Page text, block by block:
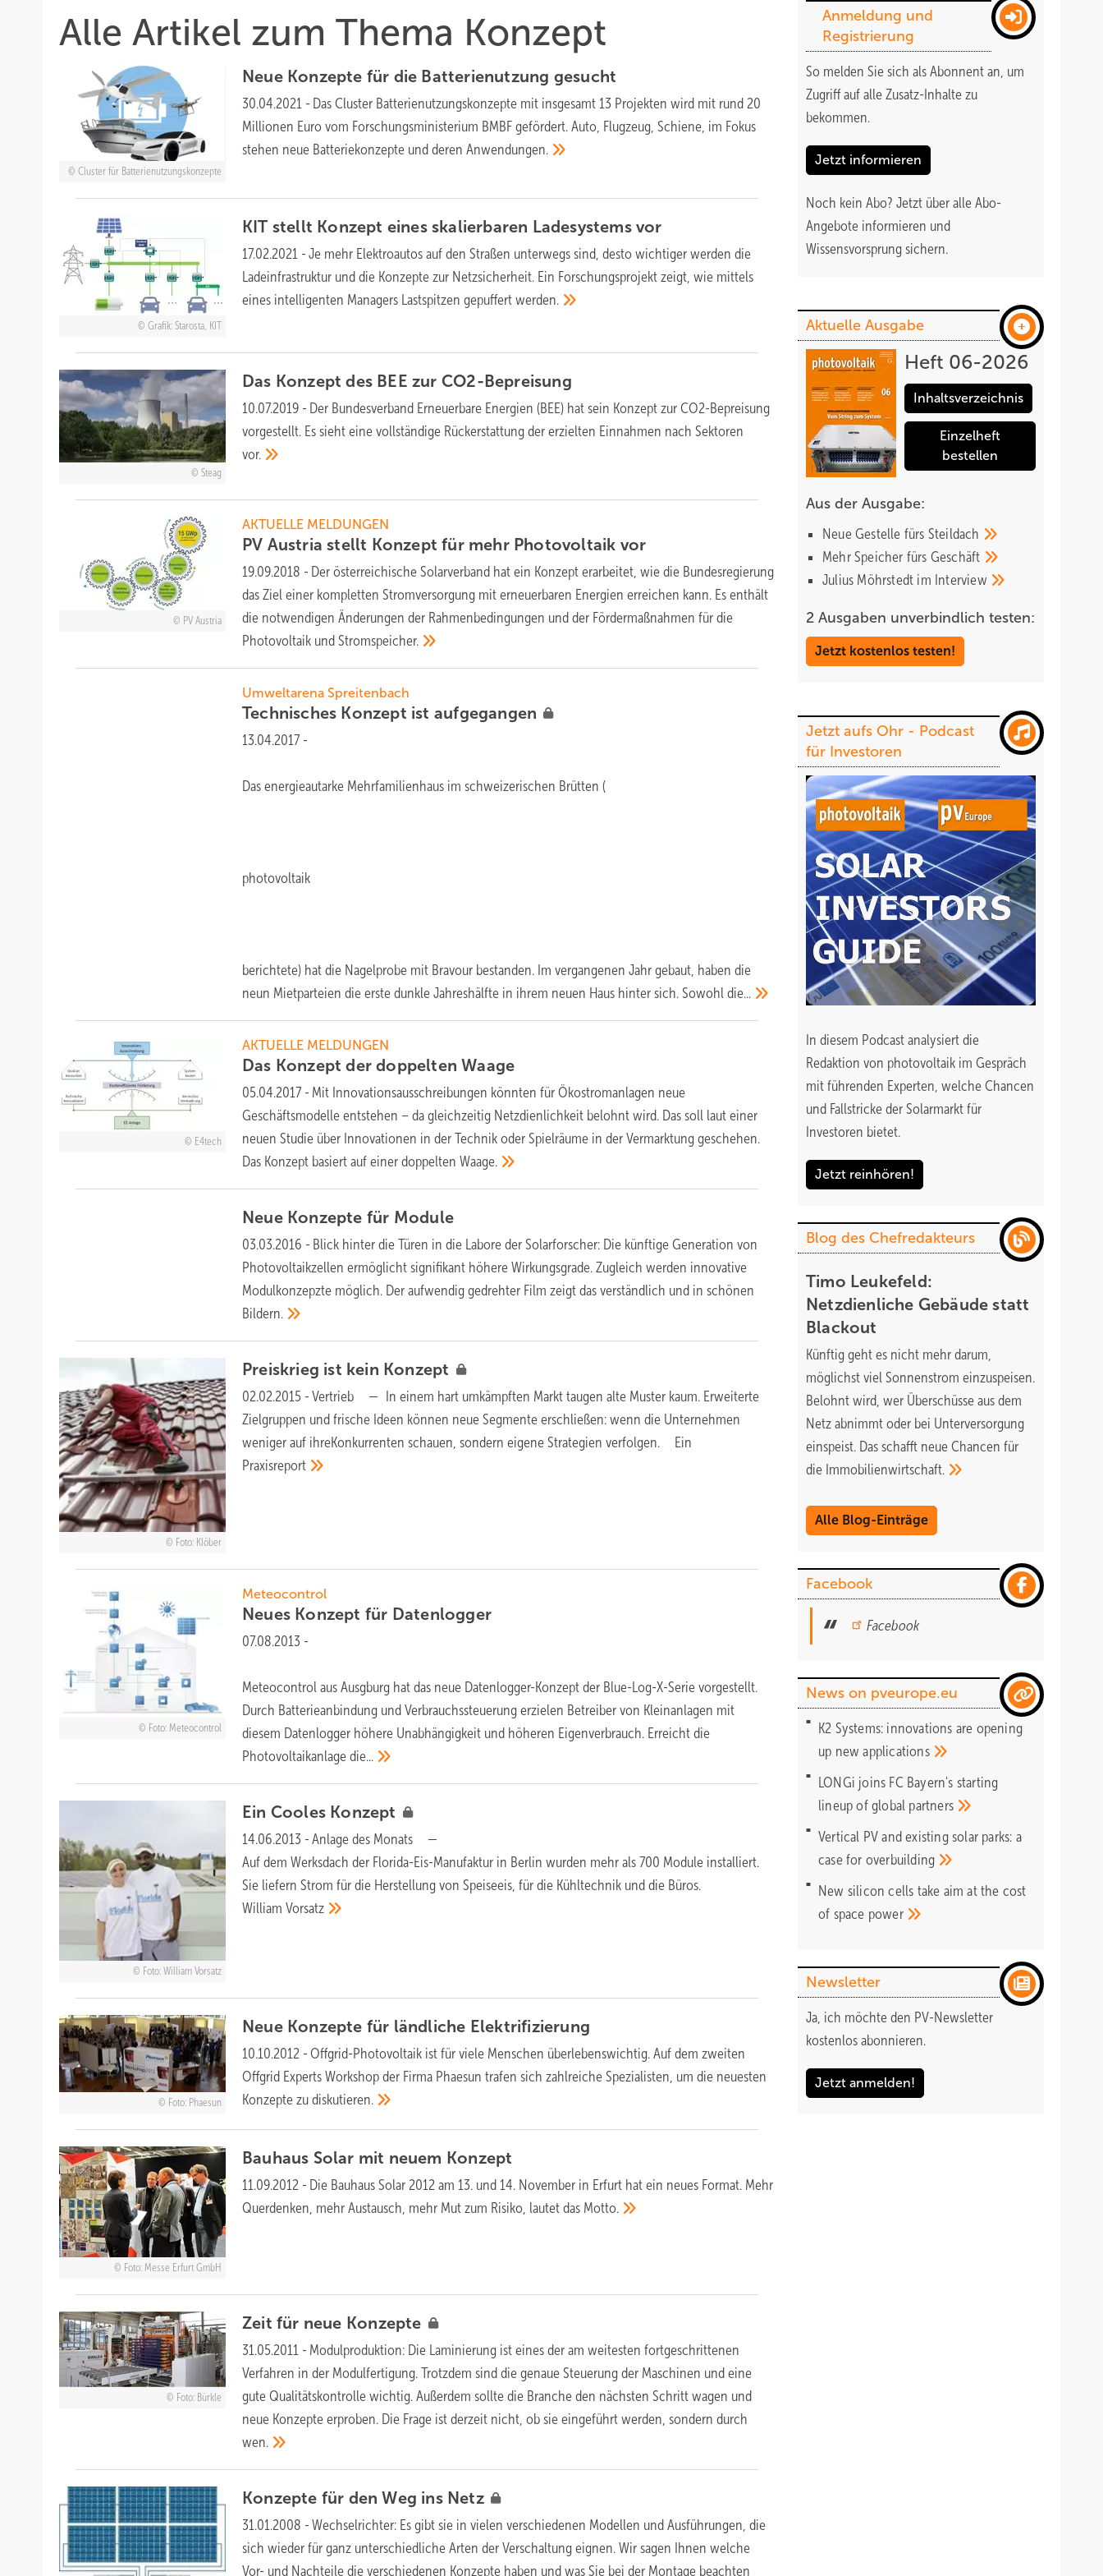
Alle Artikel zum Thema Konzept
Cluster für Batterienutzungskonzepte
Neue Konzepte für die Batterienutzung gesucht
30.04.2021 - Das Cluster Batterienutzungskonzepte mit insgesamt 13 Projekten wird mit rund 20
Millionen Euro vom Forschungsministerium BMBF gefördert. Auto, Flugzeug, Schiene, im Fokus
stehen neue Batteriekonzepte und derenAnwendungen.
Grafik: Starosta, KIT
KIT stellt Konzept eines skalierbaren Ladesystemsvor
17.02.2021 - Je mehr Elektroautos auf den Straßen unterwegs sind, desto wichtiger werden die
Ladeinfrastruktur und die Konzepte zur Netzsicherheit. Ein Forschungsprojekt zeigt, wie mittels
eines intelligenten Managers Lastspitzen gepuffertwerden.
Steag
Das Konzept des BEE zur CO2-Bepreisung
10.07.2019 - Der Bundesverband Erneuerbare Energien (BEE) hat sein Konzept zur CO2-Bepreisung
vorgestellt. Es sieht eine vollständige Rückerstattung der erzielten Einnahmen nach Sektoren
vor.
PV Austria
AKTUELLE MELDUNGEN
PV Austria stellt Konzept für mehr Photovoltaik vor
19.09.2018 - Der österreichische Solarverband hat ein Konzept erarbeitet, wie die Bundesregierung
das Ziel einer kompletten Stromversorgung mit erneuerbaren Energien erreichen kann. Es enthält
die notwendigen Änderungen der Rahmenbedingungen und der Fördermaßnahmen für die
Photovoltaik undStromspeicher.
Umweltarena Spreitenbach
Technisches Konzept ist aufgegangen
13.04.2017 -
Das energieautarke Mehrfamilienhaus im schweizerischen Brütten (
photovoltaik
berichtete) hat die Nagelprobe mit Bravour bestanden. Im vergangenen Jahr gebaut, haben die
neun Mietparteien die erste dunkle Jahreshälfte in ihrem neuen Haus hinter sich. Sowohldie...
E4tech
AKTUELLE MELDUNGEN
Das Konzept der doppeltenWaage
05.04.2017 - Mit Innovationsausschreibungen könnten für Ökostromanlagen neue
Geschäftsmodelle entstehen – da gleichzeitig Netzdienlichkeit belohnt wird. Das soll laut einer
neuen Studie über Innovationen in der Technik oder Spielräume in der Vermarktung geschehen.
Das Konzept basiert auf einer doppeltenWaage.
Neue Konzepte für Module
03.03.2016 - Blick hinter die Türen in die Labore der Solarforscher: Die künftige Generation von
Photovoltaikzellen ermöglicht signifikant höhere Wirkungsgrade. Zugleich werden innovative
Modulkonzepzte möglich. Der aufwendig gedrehter Film zeigt das verständlich und in schönen
Bildern.
Foto: Klöber
Preiskrieg ist kein Konzept
02.02.2015 - Vertrieb —
In einem hart umkämpften Markt taugen alte Muster kaum. Erweiterte
Zielgruppen und frische Ideen können neue Segmente erschließen: wenn die Unternehmen
weniger auf ihreKonkurrenten schauen, sondern eigene Strategien verfolgen. Ein
Praxisreport
Foto: Meteocontrol
Meteocontrol
Neues Konzept für Datenlogger
07.08.2013 -
Meteocontrol aus Ausgburg hat das neue Datenlogger-Konzept der Blue-Log-X-Serie vorgestellt.
Durch Batterieanbindung und Verbrauchssteuerung erzielen Betreiber von Kleinanlagen mit
diesem Datenlogger höhere Unabhängigkeit und höheren Eigenverbrauch. Erreicht die
Photovoltaikanlagedie...
Foto: William Vorsatz
Ein Cooles Konzept
14.06.2013 - Anlage des Monats —
Auf dem Werksdach der Florida-Eis-Manufaktur in Berlin wurden mehr als 700 Module installiert.
Sie liefern Strom für die Herstellung von Speiseeis, für die Kühltechnik und die Büros.
WilliamVorsatz
Foto: Phaesun
Neue Konzepte für ländliche Elektrifizierung
10.10.2012 - Offgrid-Photovoltaik ist für viele Menschen überlebenswichtig. Auf dem zweiten
Offgrid Experts Workshop der Firma Phaesun trafen sich zahlreiche Spezialisten, um die neuesten
Konzepte zudiskutieren.
Foto: Messe Erfurt GmbH
Bauhaus Solar mit neuem Konzept
11.09.2012 - Die Bauhaus Solar 2012 am 13. und 14. November in Erfurt hat ein neues Format. Mehr
Querdenken, mehr Austausch, mehr Mut zum Risiko, lautet das Motto.
Foto: Bürkle
Zeit für neue Konzepte
31.05.2011 - Modulproduktion: Die Laminierung ist eines der am weitesten fortgeschrittenen
Verfahren in der Modulfertigung. Trotzdem sind die genaue Steuerung der Maschinen und eine
gute Qualitätskontrolle wichtig. Außerdem sollte die Branche den nächsten Schritt wagen und
neue Konzepte erproben. Die Frage ist derzeit nicht, ob sie eingeführt werden, sondern durch
wen.
Konzepte für den Weg ins Netz
31.01.2008 - Wechselrichter: Es gibt sie in vielen verschiedenen Modellen und Ausführungen, die
sich wieder für ganz unterschiedliche Arten der Verschaltung eignen. Wir sagen Ihnen welche
Vor- und Nachteile die verschiedenen Konzepte haben und was Sie bei der Montage beachten
Anmeldung und
Registrierung
So melden Sie sich als Abonnent an, um
Zugriff auf alle Zusatz-Inhalte zu
bekommen.
Jetzt informieren
Noch kein Abo? Jetzt über alle Abo-
Angebote informieren und
Wissensvorsprung sichern.
Aktuelle Ausgabe
Heft 06-2026
Inhaltsverzeichnis
Einzelheft
bestellen
Aus der Ausgabe:
Neue Gestelle fürs Steildach
Mehr Speicher fürs Geschäft
Julius Möhrstedt im Interview
2 Ausgaben unverbindlich testen:
Jetzt kostenlos testen!
Jetzt aufs Ohr - Podcast
für Investoren
In diesem Podcast analysiert die
Redaktion von photovoltaik im Gespräch
mit führenden Experten, welche Chancen
und Fallstricke der Solarmarkt für
Investoren bietet.
Jetzt reinhören!
Blog des Chefredakteurs
Timo Leukefeld:
Netzdienliche Gebäude statt
Blackout
Künftig geht es nicht mehr darum,
möglichst viel Sonnenstrom einzuspeisen.
Belohnt wird, wer Überschüsse aus dem
Netz abnimmt oder bei Unterversorgung
einspeist. Das schafft neue Chancen für
die Immobilienwirtschaft.
Alle Blog-Einträge
Facebook
Facebook
News on pveurope.eu
K2 Systems: innovations are opening
up newapplications
LONGi joins FC Bayern's starting
lineup of global partners
Vertical PV and existing solar parks: a
case for overbuilding
New silicon cells take aim at the cost
of space power
Newsletter
Ja, ich möchte den PV-Newsletter
kostenlos abonnieren.
Jetzt anmelden!